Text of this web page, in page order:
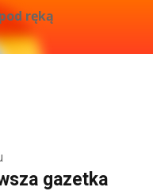
ręką
gazetka